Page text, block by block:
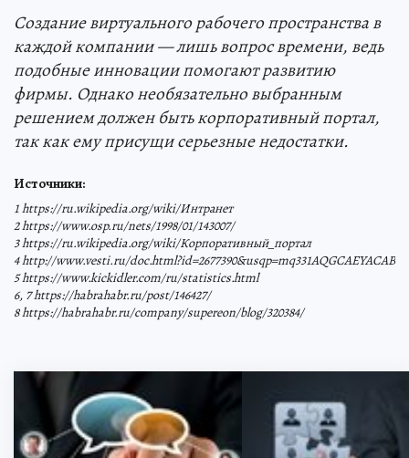
Создание виртуального рабочего пространства в
каждой компании — лишь вопрос времени, ведь
подобные инновации помогают развитию
фирмы. Однако необязательно выбранным
решением должен быть корпоративный портал,
так как ему присущи серьезные недостатки.
Источники:
1 https://ru.wikipedia.org/wiki/Интранет
2 https://www.osp.ru/nets/1998/01/143007/
3 https://ru.wikipedia.org/wiki/Корпоративный_портал
4 http://www.vesti.ru/doc.html?id=2677390&usqp=mq331AQGCAEYACAB
5 https://www.kickidler.com/ru/statistics.html
6, 7 https://habrahabr.ru/post/146427/
8 https://habrahabr.ru/company/supereon/blog/320384/